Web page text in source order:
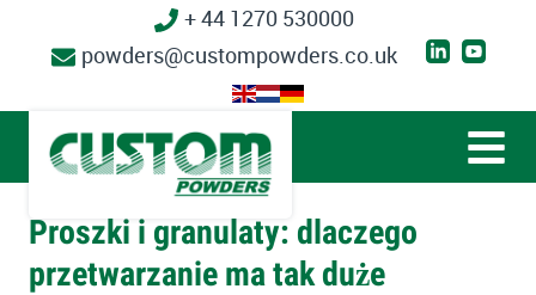
+ 44 1270 530000
powders@custompowders.co.uk
Proszki i granulaty: dlaczego
przetwarzanie ma tak duże